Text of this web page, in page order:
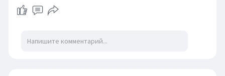
— часто под солнцем и в жару